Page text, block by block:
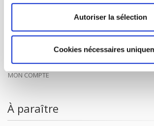
Autoriser la sélection
Cookies nécessaires
FOREIGN RIGHTS
POUR LES LIBRAIRES
MON COMPTE
À paraître